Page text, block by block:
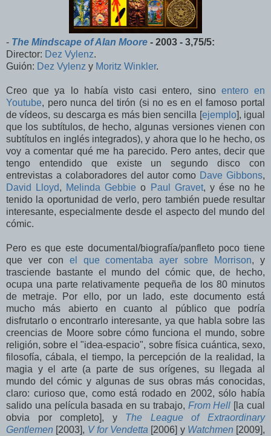
- The Mindscape of Alan Moore - 2003 - 3,75/5:
Director: Dez Vylenz.
Guión: Dez Vylenz y Moritz Winkler.
Creo que ya lo había visto casi entero, sino entero en
Youtube, pero nunca del tirón (si no es en el famoso portal
de vídeos, su descarga es más bien sencilla [ejemplo], igual
que los subtítulos, de hecho, algunas versiones vienen con
subtítulos en inglés integrados), y ahora que lo he hecho, os
voy a comentar qué me ha parecido. Pero antes, decir que
tengo entendido que existe un segundo disco con
entrevistas a colaboradores del autor como Dave Gibbons,
David Lloyd, Melinda Gebbie o Paul Gravet, y ése no he
tenido la oportunidad de verlo, pero también puede resultar
interesante, especialmente desde el aspecto del mundo del
cómic.
Pero es que este documental/biografía/panfleto poco tiene
que ver con el que comentaba ayer sobre Morrison, y
trasciende bastante el mundo del cómic que, de hecho,
ocupa una parte relativamente pequeña de los 80 minutos
de metraje. Por ello, por un lado, este documento está
mucho más abierto en cuanto al público que podría
disfrutarlo o encontrarlo interesante, ya que habla sobre las
creencias de Moore sobre cómo funciona el mundo, sobre
religión, sobre el "idea-espacio", sobre física cuántica, sexo,
filosofía, cábala, el tiempo, la percepción de la realidad, la
magia y el arte (a parte de sus orígenes, su llegada al
mundo del cómic y algunas de sus obras más conocidas,
claro: curioso que, como está rodado en 2002, sólo había
salido una película basada en su trabajo, From Hell [la cual
obvia por completo], y The League of Extraordinary
Gentlemen [2003], V for Vendetta [2006] y Watchmen [2009],